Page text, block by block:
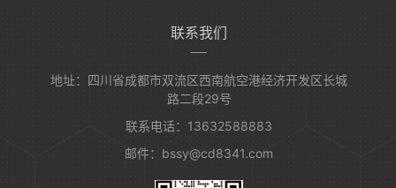
联系我们
地址：四川省成都市双流区西南航空港经济开发区长城
路二段29号
联系电话：13632588883
邮件：bssy@cd8341.com